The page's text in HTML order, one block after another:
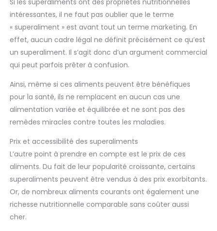
l’accent sur le développement
de produits en conservant la
même passion et la même
philosophie, sans jamais
poudre fraîche. L'ESPRIT NEW NATURE - New Nature apporte
une nutrition végétale simple à votre routine quotidienne,
avec des formules propres et sans extras superflus.
FABRIQUÉ EN ALLEMAGNE - Mélangé et conditionné en
Allemagne selon des contrôles qualité stricts et avec une
traçabilité complète des ingrédients. NOTRE PROMESSE -
Nous soutenons chaque pot ; si vous n'êtes pas satisfait de
votre Super Greens, notre service client se fera un plaisir de
vous aider.
Si les superaliments ont des propriétés nutritionnelles
intéressantes, il ne faut pas oublier que le terme
« superaliment » est avant tout un terme marketing. En
effet, aucun cadre légal ne définit précisément ce qu’est
un superaliment. Il s’agit donc d’un argument commercial
qui peut parfois prêter à confusion.
Ainsi, même si ces aliments peuvent être bénéfiques
pour la santé, ils ne remplacent en aucun cas une
alimentation variée et équilibrée et ne sont pas des
remèdes miracles contre toutes les maladies.
Prix et accessibilité des superaliments
L’autre point à prendre en compte est le prix de ces
aliments. Du fait de leur popularité croissante, certains
superaliments peuvent être vendus à des prix exorbitants.
Or, de nombreux aliments courants ont également une
richesse nutritionnelle comparable sans coûter aussi
cher.